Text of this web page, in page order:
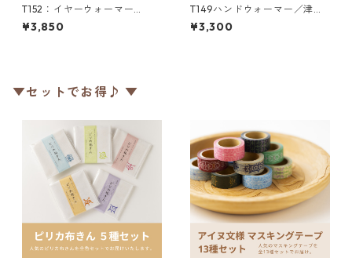
T152：イヤーウォーマー
（M）／津田命子デザインアイ
ヌ文様編み込みイヤーウォー
¥3,850
T149ハンドウォーマー／津田
命子デザインアイヌ文様編み
込みハンドウォーマー
¥3,300
▼セットでお得♪ ▼